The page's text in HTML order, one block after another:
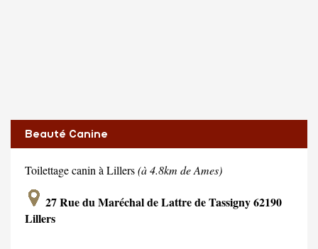
Beauté Canine
Toilettage canin à Lillers(à 4.8km de Ames)
27 Rue du Maréchal de Lattre de Tassigny 62190
Lillers